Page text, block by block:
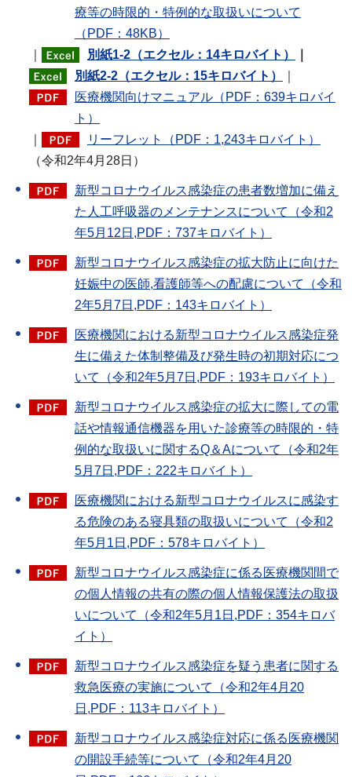
療等の時限的・特例的な取扱いについて
（PDF：48KB）
別紙1-2（エクセル：14キロバイト）
別紙2-2（エクセル：15キロバイト）
医療機関向けマニュアル（PDF：639キロバイ
ト）
リーフレット（PDF：1,243キロバイト）
（令和2年4月28日）
新型コロナウイルス感染症の患者数増加に備え
た人工呼吸器のメンテナンスについて（令和2
年5月12日,PDF：737キロバイト）
新型コロナウイルス感染症の拡大防止に向けた
妊娠中の医師,看護師等への配慮について（令和
2年5月7日,PDF：143キロバイト）
医療機関における新型コロナウイルス感染症発
生に備えた体制整備及び発生時の初期対応につ
いて（令和2年5月7日,PDF：193キロバイト）
新型コロナウイルス感染症の拡大に際しての電
話や情報通信機器を用いた診療等の時限的・特
例的な取扱いに関するQ＆Aについて（令和2年
5月7日,PDF：222キロバイト）
医療機関における新型コロナウイルスに感染す
る危険のある寝具類の取扱いについて（令和2
年5月1日,PDF：578キロバイト）
新型コロナウイルス感染症に係る医療機関間で
の個人情報の共有の際の個人情報保護法の取扱
いについて（令和2年5月1日,PDF：354キロバ
イト）
新型コロナウイルス感染症を疑う患者に関する
救急医療の実施について（令和2年4月20
日,PDF：113キロバイト）
新型コロナウイルス感染症対応に係る医療機関
の開設手続等について（令和2年4月20